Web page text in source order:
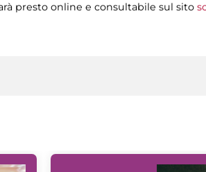
presto online e consultabile sul sito